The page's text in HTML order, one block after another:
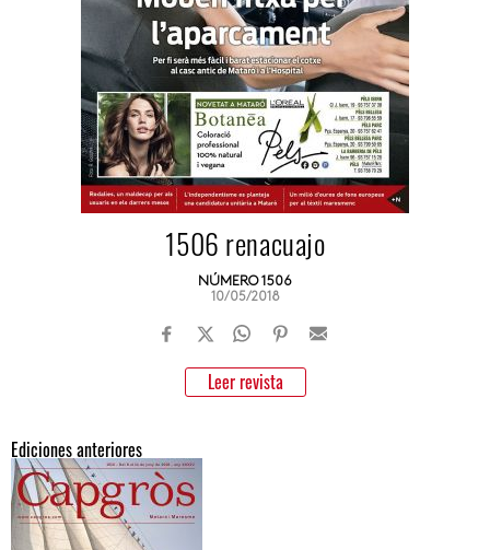
1506 renacuajo
NÚMERO 1506
10/05/2018
Leer revista
Ediciones anteriores